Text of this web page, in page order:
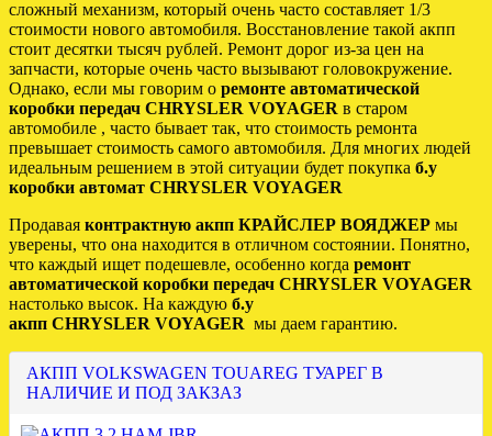
сложный механизм, который очень часто составляет 1/3
стоимости нового автомобиля. Восстановление такой акпп
стоит десятки тысяч рублей. Ремонт дорог из-за цен на
запчасти, которые очень часто вызывают головокружение.
Однако, если мы говорим о ремонте автоматической
коробки передач CHRYSLER VOYAGER в старом
автомобиле , часто бывает так, что стоимость ремонта
превышает стоимость самого автомобиля. Для многих людей
идеальным решением в этой ситуации будет покупка б.у
коробки автомат CHRYSLER VOYAGER
Продавая контрактную акпп КРАЙСЛЕР ВОЯДЖЕР мы
уверены, что она находится в отличном состоянии. Понятно,
что каждый ищет подешевле, особенно когда ремонт
автоматической коробки передач CHRYSLER VOYAGER
настолько высок. На каждую б.у
акпп CHRYSLER VOYAGER мы даем гарантию.
АКПП VOLKSWAGEN TOUAREG ТУАРЕГ В
НАЛИЧИЕ И ПОД ЗАКЗАЗ